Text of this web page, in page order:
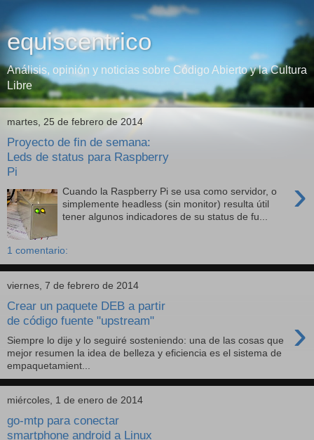
equiscentrico
Análisis, opinión y noticias sobre Código Abierto y la Cultura
Libre
martes, 25 de febrero de 2014
Proyecto de fin de semana:
Leds de status para Raspberry
Pi
›
Cuando la Raspberry Pi se usa como servidor, o
simplemente headless (sin monitor) resulta útil
tener algunos indicadores de su status de fu...
1 comentario:
viernes, 7 de febrero de 2014
Crear un paquete DEB a partir
de código fuente "upstream"
›
Siempre lo dije y lo seguiré sosteniendo: una de las cosas que
mejor resumen la idea de belleza y eficiencia es el sistema de
empaquetamient...
miércoles, 1 de enero de 2014
go-mtp para conectar
smartphone android a Linux